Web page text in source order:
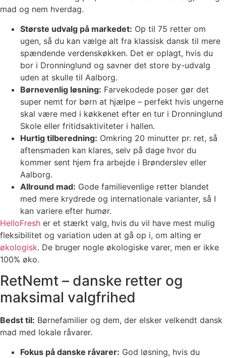
mad og nem hverdag.
Største udvalg på markedet: Op til 75 retter om
ugen, så du kan vælge alt fra klassisk dansk til mere
spændende verdenskøkken. Det er oplagt, hvis du
bor i Dronninglund og savner det store by-udvalg
uden at skulle til Aalborg.
Børnevenlig løsning: Farvekodede poser gør det
super nemt for børn at hjælpe – perfekt hvis ungerne
skal være med i køkkenet efter en tur i Dronninglund
Skole eller fritidsaktiviteter i hallen.
Hurtig tilberedning: Omkring 20 minutter pr. ret, så
aftensmaden kan klares, selv på dage hvor du
kommer sent hjem fra arbejde i Brønderslev eller
Aalborg.
Allround mad: Gode familievenlige retter blandet
med mere krydrede og internationale varianter, så I
kan variere efter humør.
HelloFresh er et stærkt valg, hvis du vil have mest mulig
fleksibilitet og variation uden at gå op i, om alting er
økologisk. De bruger nogle økologiske varer, men er ikke
100% øko.
RetNemt – danske retter og
maksimal valgfrihed
Bedst til: Børnefamilier og dem, der elsker velkendt dansk
mad med lokale råvarer.
Fokus på danske råvarer: God løsning, hvis du